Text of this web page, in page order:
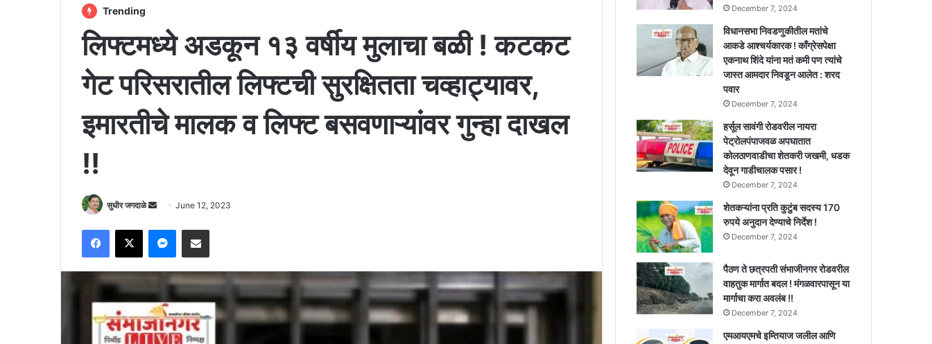
Trending
लिफ्टमध्ये अडकून १३ वर्षीय मुलाचा बळी ! कटकट
गेट परिसरातील लिफ्टची सुरक्षितता चव्हाट्यावर,
इमारतीचे मालक व लिफ्ट बसवणाऱ्यांवर गुन्हा दाखल
!!
सुधीर जगदाळे
Send
email
June 12, 2023
Facebook
X Messenger
Share via Email
December 7, 2024
विधानसभा निवडणुकीतील मतांचे
आकडे आश्चर्यकारक ! काँग्रेसपेक्षा
एकनाथ शिंदे यांना मतं कमी पण त्यांचे
जास्त आमदार निवडून आलेत : शरद
पवार
December 7, 2024
हर्सूल सावंगी रोडवरील नायरा
पेट्रोलपंपाजवळ अपघातात
कोलठाणवाडीचा शेतकरी जखमी, धडक
देवून गाडीचालक पसार !
December 7, 2024
शेतकऱ्यांना प्रति कुटुंब सदस्य 170
रुपये अनुदान देण्याचे निर्देश !
December 7, 2024
पैठण ते छत्रपती संभाजीनगर रोडवरील
वाहतुक मार्गात बदल ! मंगळवारपासून या
मार्गाचा करा अवलंब !!
December 7, 2024
एमआयएमचे इम्तियाज जलील आणि